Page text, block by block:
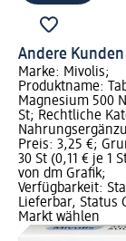
Andere
Marke: Mivolis;
Produktname:
Magnesium 500
St; Rechtliche
Preis: 3,25 €;
30 St (0,11 € je 1
von dm Grafik;
Verfügbarkeit:
Lieferbar, Status
Markt wählen